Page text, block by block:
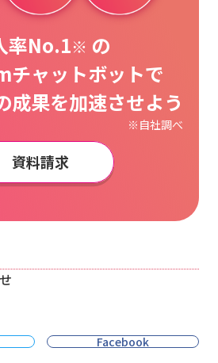
率No.1※ の
ャットボットで
果を加速させよう
※自社調べ
資料請求
Facebook